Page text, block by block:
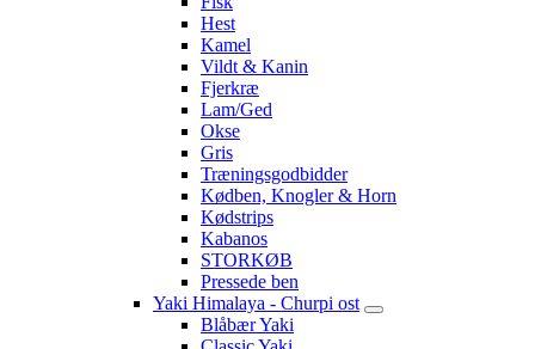
Hest
Kamel
Vildt & Kanin
Fjerkræ
Lam/Ged
Okse
Gris
Træningsgodbidder
Kødben, Knogler & Horn
Kødstrips
Kabanos
STORKØB
Pressede ben
Yaki Himalaya - Churpi ost
Blåbær Yaki